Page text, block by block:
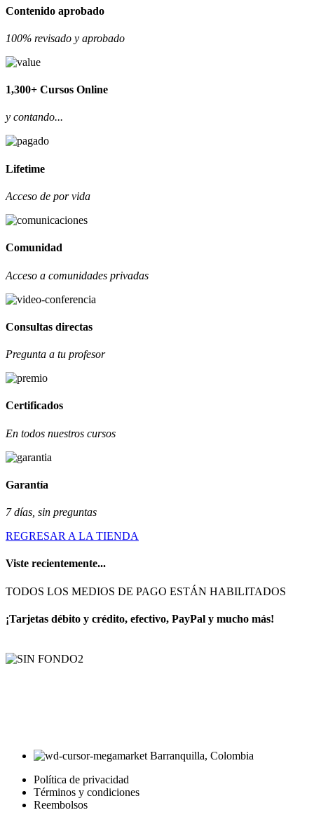
Contenido aprobado
100% revisado y aprobado
1,300+ Cursos Online
y contando...
Lifetime
Acceso de por vida
Comunidad
Acceso a comunidades privadas
Consultas directas
Pregunta a tu profesor
Certificados
En todos nuestros cursos
Garantía
7 días, sin preguntas
REGRESAR A LA TIENDA
Viste recientemente...
TODOS LOS MEDIOS DE PAGO ESTÁN HABILITADOS
¡Tarjetas débito y crédito, efectivo, PayPal y mucho más!
Barranquilla, Colombia
Política de privacidad
Términos y condiciones
Reembolsos